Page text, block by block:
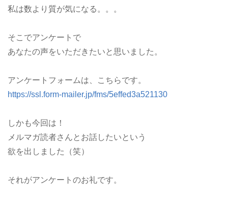
私は数より質が気になる。。。
そこでアンケートで
あなたの声をいただきたいと思いました。
アンケートフォームは、こちらです。
https://ssl.form-mailer.jp/fms/5effed3a521130
しかも今回は！
メルマガ読者さんとお話したいという
欲を出しました（笑）
それがアンケートのお礼です。